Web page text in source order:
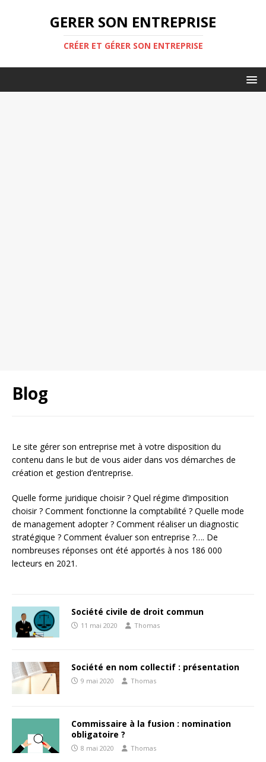
GERER SON ENTREPRISE
CRÉER ET GÉRER SON ENTREPRISE
Blog
Le site gérer son entreprise met à votre disposition du
contenu dans le but de vous aider dans vos démarches de
création et gestion d’entreprise.
Quelle forme juridique choisir ? Quel régime d’imposition
choisir ? Comment fonctionne la comptabilité ? Quelle mode
de management adopter ? Comment réaliser un diagnostic
stratégique ? Comment évaluer son entreprise ?…. De
nombreuses réponses ont été apportés à nos 186 000
lecteurs en 2021.
Société civile de droit commun
11 mai 2020 Thomas
Société en nom collectif : présentation
9 mai 2020 Thomas
Commissaire à la fusion : nomination
obligatoire ?
8 mai 2020 Thomas